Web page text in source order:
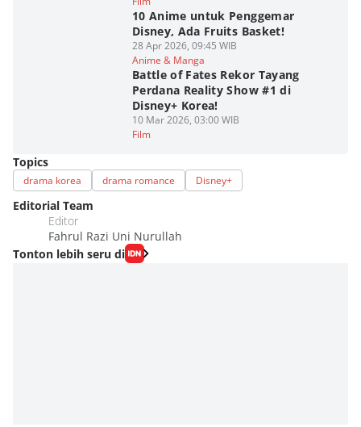
10 Anime untuk Penggemar
Disney, Ada Fruits Basket!
28 Apr 2026, 09:45 WIB
Anime & Manga
Battle of Fates Rekor Tayang
Perdana Reality Show #1 di
Disney+ Korea!
10 Mar 2026, 03:00 WIB
Film
Topics
drama korea drama romance Disney+
Editorial Team
Editor
Fahrul Razi Uni Nurullah
Tonton lebih seru di